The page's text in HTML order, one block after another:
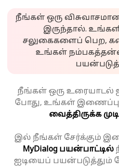
நீங்கள் ஒரு
இருந்தால்.
சலுகைகளைப் பெற,
உங்கள்
நீங்கள் ஒரு உரையாடல்
போது, உங்கள்
வைத்திருக்க
இல் நீங்கள் சேர்க்கும்
MyDialog பயன்பாட்டில்
ஐடியைப் பயன்படுத்தும்